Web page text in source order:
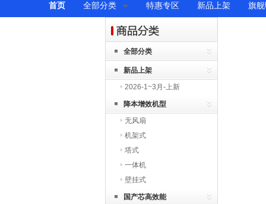
首页 全部分类 特惠专区 新品上架 旗
全部分类
新品上架
2026-1~3月-上新
降本增效机型
无风扇
机架式
塔式
一体机
壁挂式
国产芯高效能